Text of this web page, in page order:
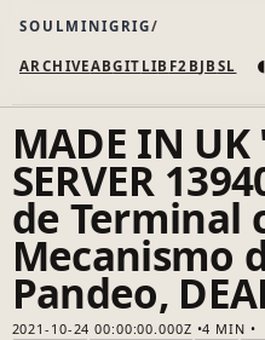
SOULMINIGRIG
ARCHIVEABGIT LIB F2B JB SL ◐
MADE IN UK
SERVER
de Terminal
Mecanismo
Pandeo,
2021-10-24 00:00:00.000Z
4 MIN